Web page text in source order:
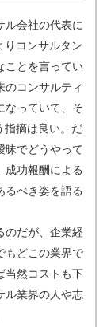
会社の代表に
りコンサルタン
ことを言ってい
のコンサルティ
なっていて、そ
指摘は良い。だ
昧でどうやって
成功報酬による
るべき姿を語る
だが、企業経
もどこの業界で
当然コストも下
ル業界の人や志